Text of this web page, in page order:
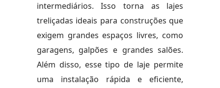
intermediários. Isso torna as lajes
treliçadas ideais para construções que
exigem grandes espaços livres, como
garagens, galpões e grandes salões.
Além disso, esse tipo de laje permite
uma instalação rápida e eficiente,